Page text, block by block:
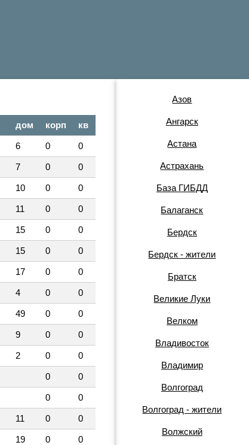
дом корп кв
6 0 0
7 0 0
10 0 0
11 0 0
15 0 0
15 0 0
17 0 0
4 0 0
49 0 0
9 0 0
2 0 0
0 0
0 0
11 0 0
19 0 0
Азов
Ангарск
Астана
Астрахань
База ГИБДД
Балаганск
Бердск
Бердск - жители
Братск
Великие Луки
Велком
Владивосток
Владимир
Волгоград
Волгоград - жители
Волжский